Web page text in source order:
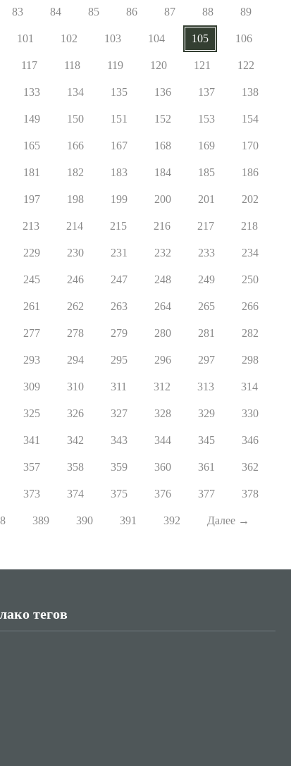
83 84 85 86 87 88 89
101 102 103 104 105 106
117 118 119 120 121 122
133 134 135 136 137 138
149 150 151 152 153 154
165 166 167 168 169 170
181 182 183 184 185 186
197 198 199 200 201 202
213 214 215 216 217 218
229 230 231 232 233 234
245 246 247 248 249 250
261 262 263 264 265 266
277 278 279 280 281 282
293 294 295 296 297 298
309 310 311 312 313 314
325 326 327 328 329 330
341 342 343 344 345 346
357 358 359 360 361 362
373 374 375 376 377 378
389 390 391 392 Далее →
тегов